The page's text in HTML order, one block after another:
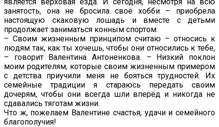
занятость, она не бросила своё хобби – приобрела
настоящую скаковую лошадь и вместе с детьми
продолжает заниматься конным спортом.
– Своим жизненным принципом считаю – относись к
людям так, как ты хочешь, чтобы они относились к тебе,
– говорит Валентина Антоненкова. – Низкий поклон
моим родителям, которые своим жизненным примером
с детства приучили меня не бояться трудностей. Их
семейные традиции я стараюсь передать своим
дочерям, чтобы они всегда шли вперёд и никогда не
сдавались тяготам жизни.
Что ж, пожелаем Валентине счастья, удачи и семейного
благополучия!